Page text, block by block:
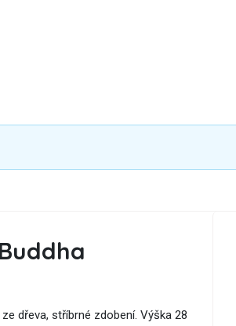
dřeva, stříbrné zdobení. Výška 28